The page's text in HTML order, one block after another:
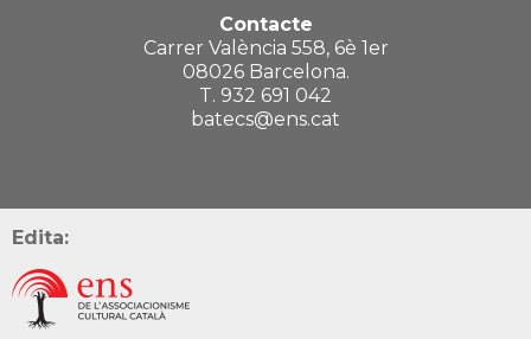
Contacte
Carrer València 558, 6è 1er
08026 Barcelona.
T. 932 691 042
batecs@ens.cat
Edita: